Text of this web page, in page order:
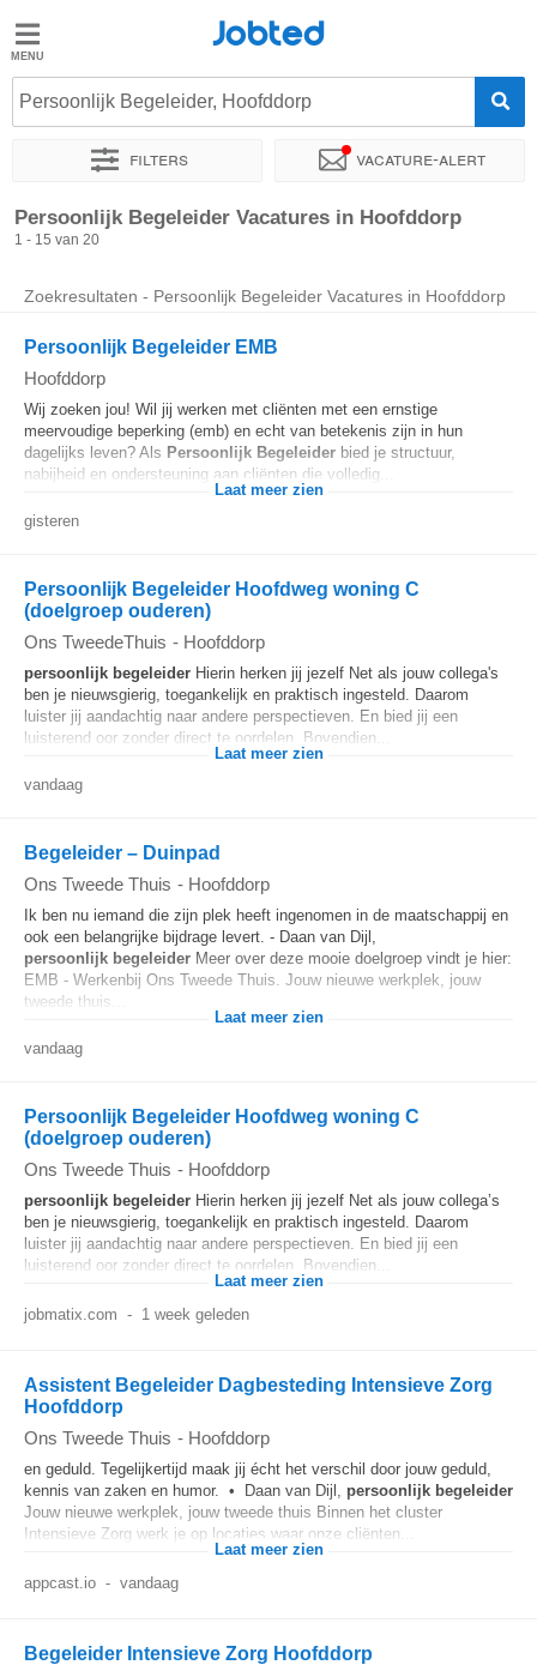
Jobted
Vacatures
Salarissen
Jobted
Persoonlijk Begeleider, Hoofddorp
Filters Vacature-alert
Sorteer op Exacte locatie Soort dienstverband
Persoonlijk Begeleider Vacatures in Hoofddorp
1 - 15 van 20
Zoekresultaten - Persoonlijk Begeleider Vacatures in Hoofddorp
Persoonlijk Begeleider EMB
Hoofddorp
Wij zoeken jou! Wil jij werken met cliënten met een ernstige
meervoudige beperking (emb) en echt van betekenis zijn in hun
dagelijks leven? Als Persoonlijk Begeleider bied je structuur,
nabijheid en ondersteuning aan cliënten die volledig...
Laat meer zien
gisteren
Persoonlijk Begeleider Hoofdweg woning C
(doelgroep ouderen)
Ons TweedeThuis - Hoofddorp
persoonlijk begeleider Hierin herken jij jezelf Net als jouw collega's
ben je nieuwsgierig, toegankelijk en praktisch ingesteld. Daarom
luister jij aandachtig naar andere perspectieven. En bied jij een
luisterend oor zonder direct te oordelen. Bovendien...
Laat meer zien
vandaag
Begeleider – Duinpad
Ons Tweede Thuis - Hoofddorp
Ik ben nu iemand die zijn plek heeft ingenomen in de maatschappij en
ook een belangrijke bijdrage levert. - Daan van Dijl,
persoonlijk begeleider Meer over deze mooie doelgroep vindt je hier:
EMB - Werkenbij Ons Tweede Thuis. Jouw nieuwe werkplek, jouw
tweede thuis...
Laat meer zien
vandaag
Persoonlijk Begeleider Hoofdweg woning C
(doelgroep ouderen)
Ons Tweede Thuis - Hoofddorp
persoonlijk begeleider Hierin herken jij jezelf Net als jouw collega’s
ben je nieuwsgierig, toegankelijk en praktisch ingesteld. Daarom
luister jij aandachtig naar andere perspectieven. En bied jij een
luisterend oor zonder direct te oordelen. Bovendien...
Laat meer zien
jobmatix.com - 1 week geleden
Assistent Begeleider Dagbesteding Intensieve Zorg
Hoofddorp
Ons Tweede Thuis - Hoofddorp
en geduld. Tegelijkertijd maak jij écht het verschil door jouw geduld,
kennis van zaken en humor. • Daan van Dijl, persoonlijk begeleider
Jouw nieuwe werkplek, jouw tweede thuis Binnen het cluster
Intensieve Zorg werk je op locaties waar onze cliënten...
Laat meer zien
appcast.io - vandaag
Begeleider Intensieve Zorg Hoofddorp